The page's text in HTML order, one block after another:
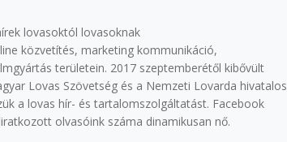
lovasoktól lovasoknak
közvetítés, marketing kommunikáció,
területein. 2017 szeptemberétől kibővült
Lovas Szövetség és a Nemzeti Lovarda hivatalos
a lovas hír- és tartalomszolgáltatást. Facebook
olvasóink száma dinamikusan nő.